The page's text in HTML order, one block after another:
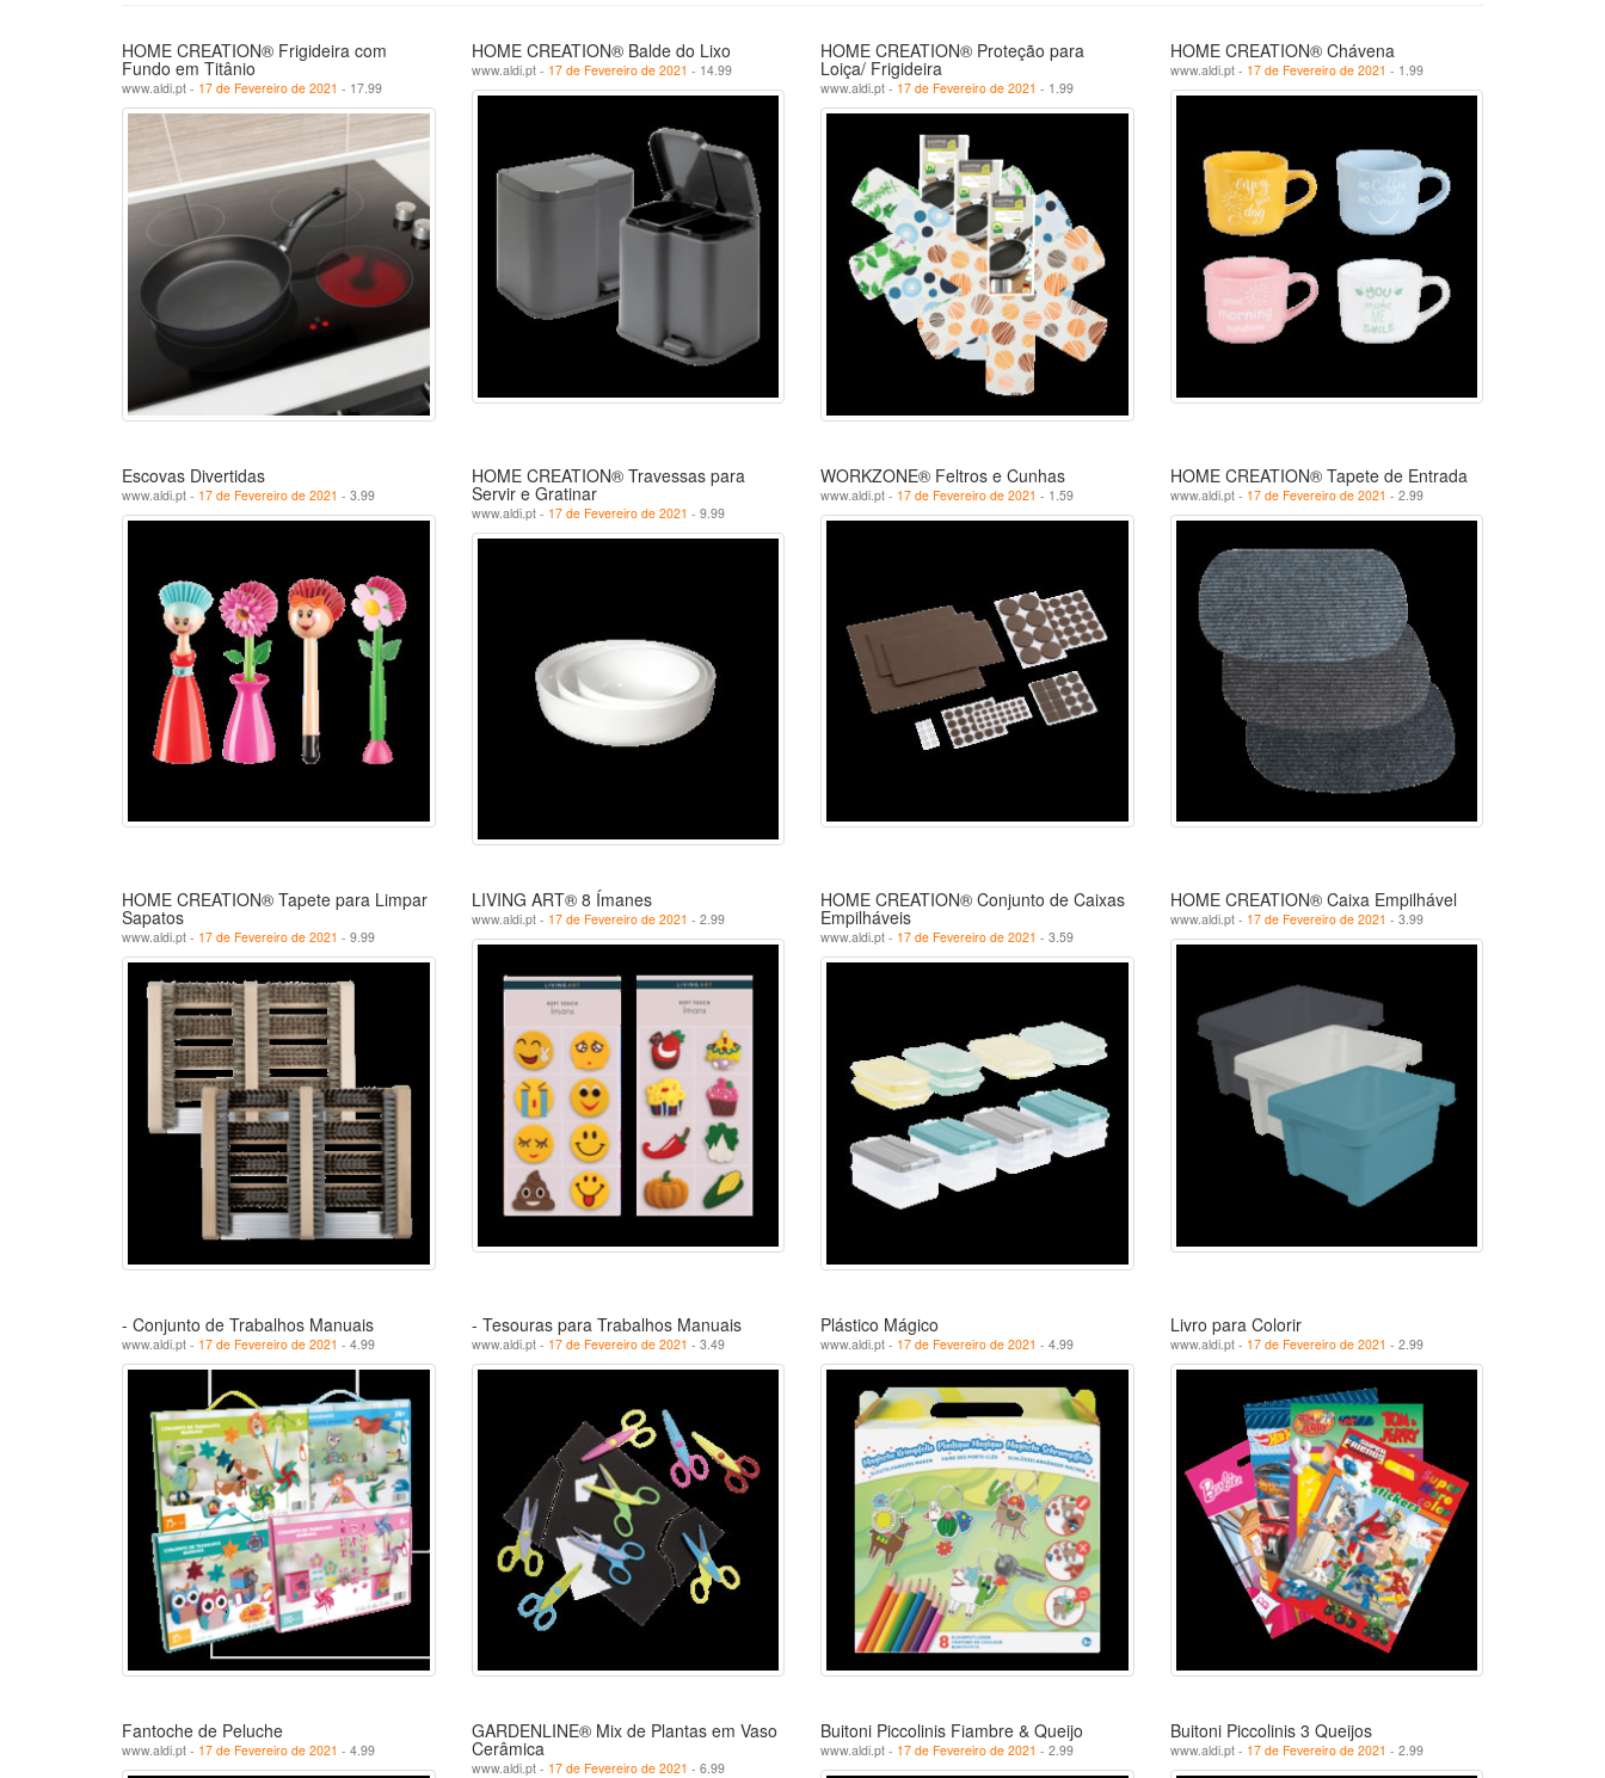
HOME CREATION® Frigideira com
Fundo em Titânio
www.aldi.pt - 17 de Fevereiro de 2021 - 17.99
HOME CREATION® Balde do Lixo
www.aldi.pt - 17 de Fevereiro de 2021 - 14.99
HOME CREATION® Proteção para
Loiça/ Frigideira
www.aldi.pt - 17 de Fevereiro de 2021 - 1.99
HOME CREATION® Chávena
www.aldi.pt - 17 de Fevereiro de 2021 - 1.99
Escovas Divertidas
www.aldi.pt - 17 de Fevereiro de 2021 - 3.99
HOME CREATION® Travessas para
Servir e Gratinar
www.aldi.pt - 17 de Fevereiro de 2021 - 9.99
WORKZONE® Feltros e Cunhas
www.aldi.pt - 17 de Fevereiro de 2021 - 1.59
HOME CREATION® Tapete de Entrada
www.aldi.pt - 17 de Fevereiro de 2021 - 2.99
HOME CREATION® Tapete para Limpar
Sapatos
www.aldi.pt - 17 de Fevereiro de 2021 - 9.99
LIVING ART® 8 Ímanes
www.aldi.pt - 17 de Fevereiro de 2021 - 2.99
HOME CREATION® Conjunto de Caixas
Empilháveis
www.aldi.pt - 17 de Fevereiro de 2021 - 3.59
HOME CREATION® Caixa Empilhável
www.aldi.pt - 17 de Fevereiro de 2021 - 3.99
- Conjunto de Trabalhos Manuais
www.aldi.pt - 17 de Fevereiro de 2021 - 4.99
- Tesouras para Trabalhos Manuais
www.aldi.pt - 17 de Fevereiro de 2021 - 3.49
Plástico Mágico
www.aldi.pt - 17 de Fevereiro de 2021 - 4.99
Livro para Colorir
www.aldi.pt - 17 de Fevereiro de 2021 - 2.99
Fantoche de Peluche
www.aldi.pt - 17 de Fevereiro de 2021 - 4.99
GARDENLINE® Mix de Plantas em Vaso
Cerâmica
www.aldi.pt - 17 de Fevereiro de 2021 - 6.99
Buitoni Piccolinis Fiambre & Queijo
www.aldi.pt - 17 de Fevereiro de 2021 - 2.99
Buitoni Piccolinis 3 Queijos
www.aldi.pt - 17 de Fevereiro de 2021 - 2.99